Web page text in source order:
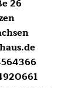
26